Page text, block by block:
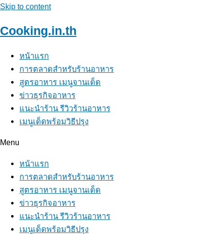
Skip to content
Cooking.in.th
หน้าแรก
การตลาดสำหรับร้านอาหาร
สูตรอาหาร เมนูจานเด็ด
ข่าวธุรกิจอาหาร
แนะนำร้าน รีวิวร้านอาหาร
เมนูเด็ดพร้อมวิธีปรุง
Menu
หน้าแรก
การตลาดสำหรับร้านอาหาร
สูตรอาหาร เมนูจานเด็ด
ข่าวธุรกิจอาหาร
แนะนำร้าน รีวิวร้านอาหาร
เมนูเด็ดพร้อมวิธีปรุง